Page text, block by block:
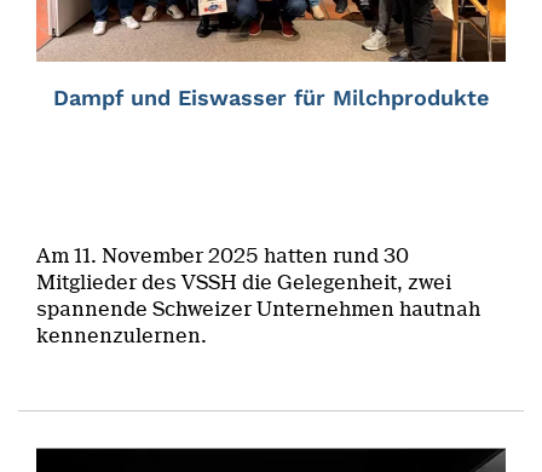
Dampf und Eiswasser für Milchprodukte
Am 11. November 2025 hatten rund 30
Mitglieder des VSSH die Gelegenheit, zwei
spannende Schweizer Unternehmen hautnah
kennenzulernen.